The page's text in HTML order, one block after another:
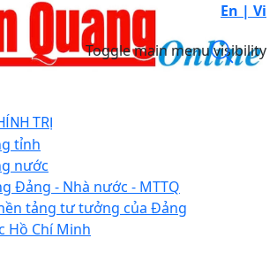
En | Vi
Toggle main menu visibility
TRỊ
tỉnh
nước
Đảng - Nhà nước - MTTQ
tảng tư tưởng của Đảng
Hồ Chí Minh